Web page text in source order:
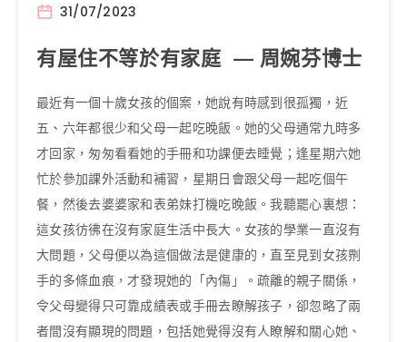
31/07/2023
有屋住不等於有家庭 — 周婉芬博士
最近有一個十歲女孩的個案，她說有時感到很孤獨，近
五、六年都很少和父母一起吃晚飯。她的父母通常九時多
才回家，匆匆看看她的手冊和功課便去睡覺；逢星期六她
忙於參加課外活動和補習，星期日會跟父母一起吃個午
餐，然後去婆婆家和表弟妹打機吃晚飯。我聽罷心裏想：
這女孩彷彿在沒有家庭生活中長大。女孩的學業一直沒有
大問題，父母便以為這個做法是健康的，直至見到女孩𠝹
手的多條血痕，才發現她的「內傷」。疏離的親子關係，
令父母變得只可靠成績表或手冊去瞭解孩子，卻忽略了兩
者間沒有顯現的問題，包括她覺得沒有人瞭解和關心她、